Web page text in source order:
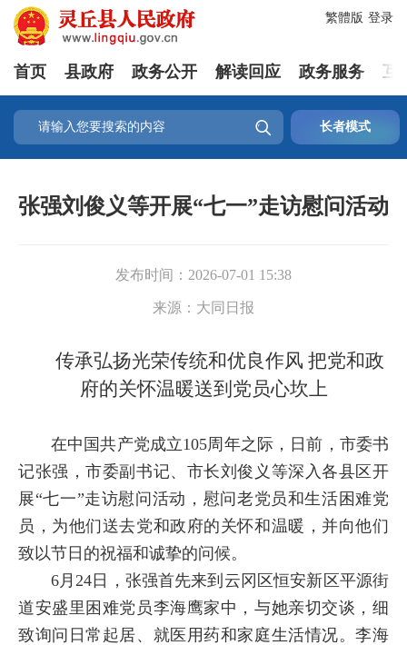
登录
繁體版
首页 县政府 政务公开 解读回应 政务服务 互
 长者模式
张强刘俊义等开展“七一”走访慰问活动
发布时间： 2026-07-01 15:38
来源： 大同日报
传承弘扬光荣传统和优良作风 把党和政
府的关怀温暖送到党员心坎上
在中国共产党成立105周年之际，日前，市委书
记张强，市委副书记、市长刘俊义等深入各县区开
展“七一”走访慰问活动，慰问老党员和生活困难党
员，为他们送去党和政府的关怀和温暖，并向他们
致以节日的祝福和诚挚的问候。
6月24日，张强首先来到云冈区恒安新区平源街
道安盛里困难党员李海鹰家中，与她亲切交谈，细
致询问日常起居、就医用药和家庭生活情况。李海